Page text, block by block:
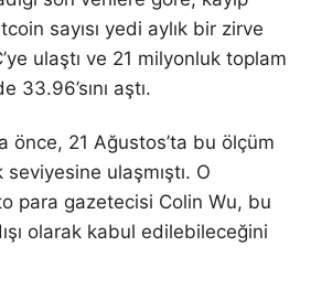
sayısı yedi aylık bir zirve
ulaştı ve 21 milyonluk toplam
33.96’sını aştı.
önce, 21 Ağustos’ta bu ölçüm
ulaşmıştı. O
para gazetecisi Colin Wu, bu
olarak kabul edilebileceğini